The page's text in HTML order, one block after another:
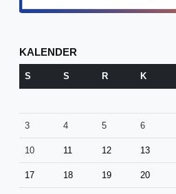
KALENDER
S S R K
3 4 5 6
10 11 12 13
17 18 19 20